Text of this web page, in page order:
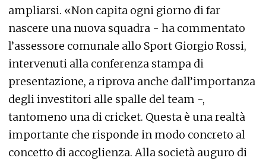
ampliarsi. «Non capita ogni giorno di far
nascere una nuova squadra - ha commentato
l’assessore comunale allo Sport Giorgio Rossi,
intervenuti alla conferenza stampa di
presentazione, a riprova anche dall’importanza
degli investitori alle spalle del team -,
tantomeno una di cricket. Questa è una realtà
importante che risponde in modo concreto al
concetto di accoglienza. Alla società auguro di